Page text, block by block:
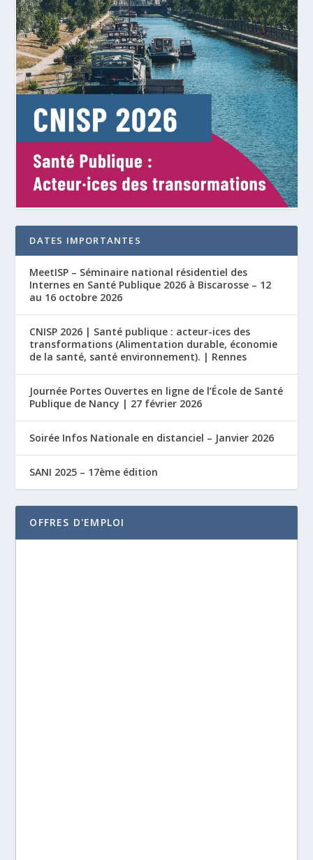
DATES IMPORTANTES
MeetISP – Séminaire national résidentiel des
Internes en Santé Publique 2026 à Biscarosse – 12
au 16 octobre 2026
CNISP 2026 | Santé publique : acteur-ices des
transformations (Alimentation durable, économie
de la santé, santé environnement). | Rennes
Journée Portes Ouvertes en ligne de l’École de Santé
Publique de Nancy | 27 février 2026
Soirée Infos Nationale en distanciel – Janvier 2026
SANI 2025 – 17ème édition
OFFRES D'EMPLOI